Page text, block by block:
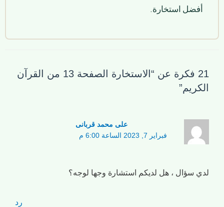
أفضل استخارة.
21 فكرة عن “الاستخارة الصفحة 13 من القرآن
الكريم”
علی محمد قربانی
فبراير 7, 2023 الساعة 6:00 م
لدي سؤال ، هل لديكم استشارة وجها لوجه؟
رد